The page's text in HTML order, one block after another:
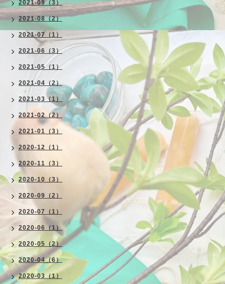
2021-09（3）
2021-08（2）
2021-07（1）
2021-06（3）
2021-05（1）
2021-04（2）
2021-03（1）
2021-02（2）
2021-01（3）
2020-12（1）
2020-11（3）
2020-10（3）
2020-09（2）
2020-07（1）
2020-06（1）
2020-05（2）
2020-04（6）
2020-03（1）